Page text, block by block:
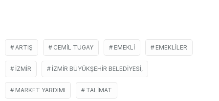
ARTIŞ CEMIL TUGAY EMEKLI EMEKLILER
İZMIR İZMIR BÜYÜKŞEHIR BELEDIYESI,
MARKET YARDIMI TALIMAT